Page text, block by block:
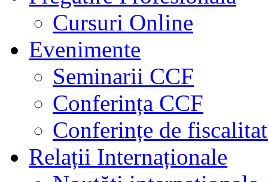
Cursuri Online
Evenimente
Seminarii CCF
Conferința CCF
Conferințe de
Relații Internaționale